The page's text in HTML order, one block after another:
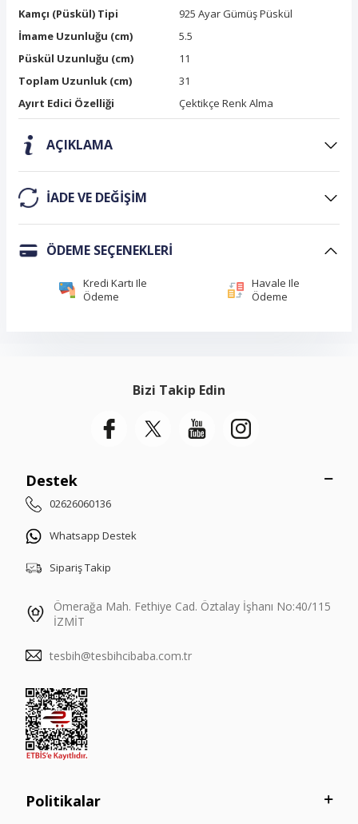
Kamçı (Püskül) Tipi
925 Ayar Gümüş Püskül
İmame Uzunluğu (cm)
5.5
Püskül Uzunluğu (cm)
11
Toplam Uzunluk (cm)
31
Ayırt Edici Özelliği
Çektikçe Renk Alma
AÇIKLAMA
IADE VE DEĞIŞIM
ÖDEME SEÇENEKLERI
Kredi Kartı Ile
Ödeme
Havale Ile
Ödeme
Bizi Takip Edin
Destek
02626060136
Whatsapp Destek
Sipariş Takip
Ömerağa Mah. Fethiye Cad. Öztalay İşhanı No:40/115
İZMİT
tesbih@tesbihcibaba.com.tr
Politikalar